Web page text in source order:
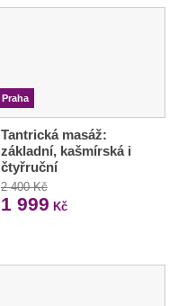
Praha
Tantrická masáž:
základní, kašmírská i
čtyřruční
2 400 Kč
1 999 Kč